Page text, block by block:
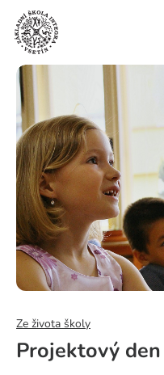
Ze života školy
Projektový den